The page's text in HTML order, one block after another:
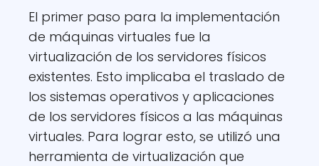
El primer paso para la implementación
de máquinas virtuales fue la
virtualización de los servidores físicos
existentes. Esto implicaba el traslado de
los sistemas operativos y aplicaciones
de los servidores físicos a las máquinas
virtuales. Para lograr esto, se utilizó una
herramienta de virtualización que